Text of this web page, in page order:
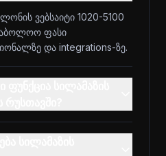
ვებსაიტი 1020-5100
ფასი
და integrations-ზე.